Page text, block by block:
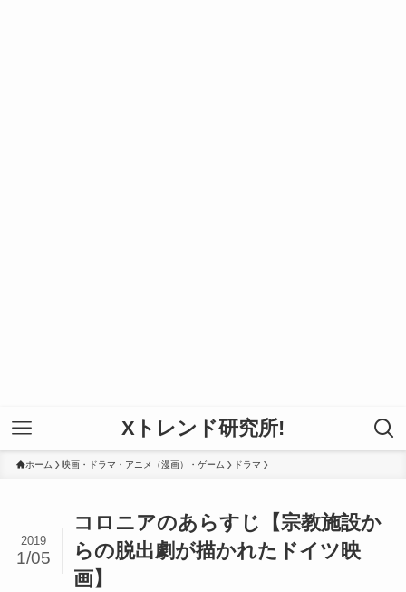
Xトレンド研究所!
ホーム 映画・ドラマ・アニメ（漫画）・ゲーム ドラマ
コロニアのあらすじ【宗教施設か
らの脱出劇が描かれたドイツ映
画】
2019
1/05